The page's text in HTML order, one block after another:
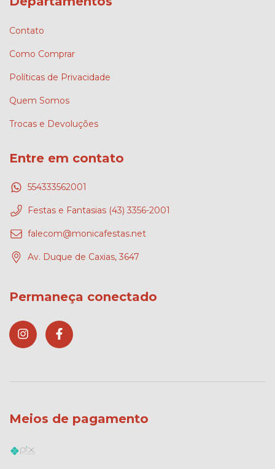
Contato
Como Comprar
Políticas de Privacidade
Quem Somos
Trocas e Devoluções
Entre em contato
554333562001
Festas e Fantasias (43) 3356-2001
falecom@monicafestas.net
Av. Duque de Caxias, 3647
Permaneça conectado
Meios de pagamento